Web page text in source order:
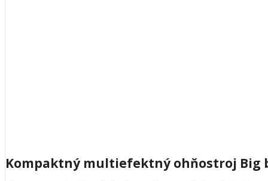
Kompaktný multiefektný ohňostroj Big